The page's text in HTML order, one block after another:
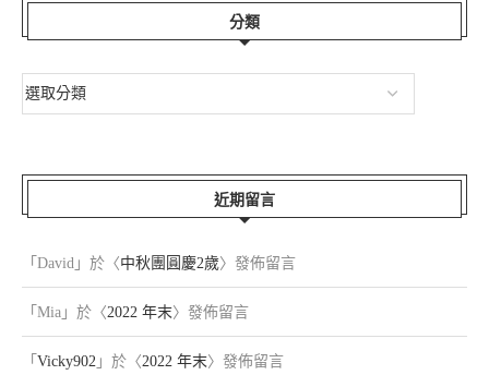
分類
近期留言
「 David 」於〈中秋團圓慶2歲〉發佈留言
「 Mia 」於〈2022 年末〉發佈留言
「 Vicky902 」於〈2022 年末〉發佈留言